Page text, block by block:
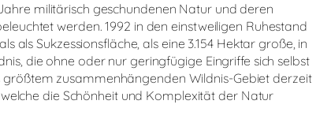
militärisch geschundenen Natur und deren
werden. 1992 in den einstweiligen Ruhestand
als Sukzessionsfläche, als eine 3.154 Hektar große, in
die ohne oder nur geringfügige Eingriffe sich selbst
größtem zusammenhängenden Wildnis-Gebiet derzeit
die Schönheit und Komplexität der Natur